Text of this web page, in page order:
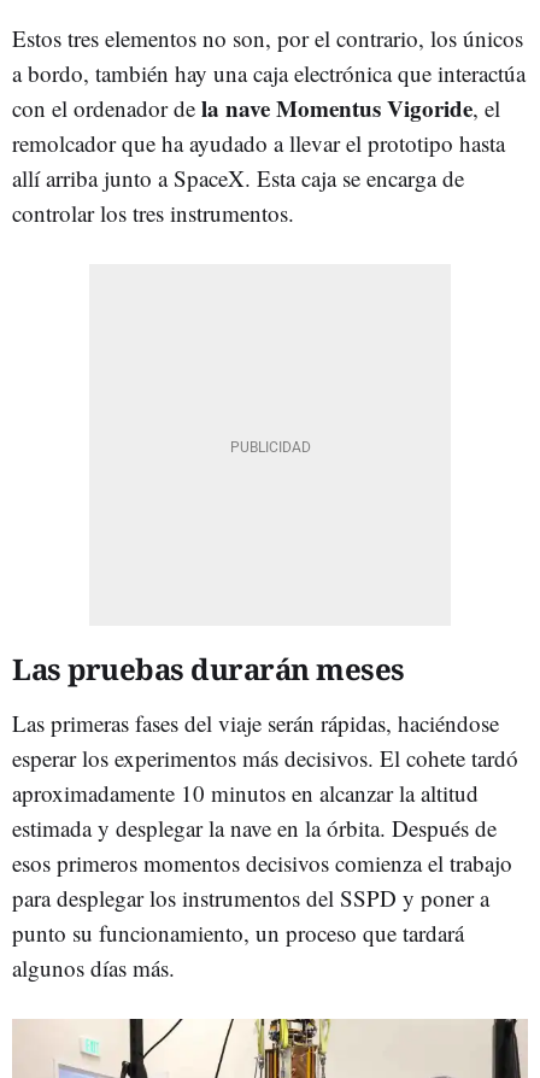
Estos tres elementos no son, por el contrario, los únicos
a bordo, también hay una caja electrónica que interactúa
con el ordenador de la nave Momentus Vigoride, el
remolcador que ha ayudado a llevar el prototipo hasta
allí arriba junto a SpaceX. Esta caja se encarga de
controlar los tres instrumentos.
Las pruebas durarán meses
Las primeras fases del viaje serán rápidas, haciéndose
esperar los experimentos más decisivos. El cohete tardó
aproximadamente 10 minutos en alcanzar la altitud
estimada y desplegar la nave en la órbita. Después de
esos primeros momentos decisivos comienza el trabajo
para desplegar los instrumentos del SSPD y poner a
punto su funcionamiento, un proceso que tardará
algunos días más.